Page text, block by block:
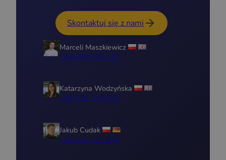
Skontaktuj się z nami
Marceli Maszkiewicz
+48 696 029 167
Katarzyna Wodzyńska
+48 539 314 031
Jakub Cudak
+48 576 715 894